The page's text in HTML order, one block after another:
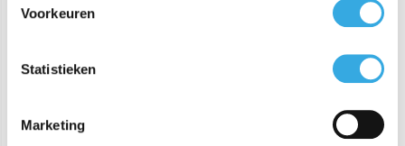
Voorkeuren
Statistieken
Marketing
Kettler crosstrainer Skylon